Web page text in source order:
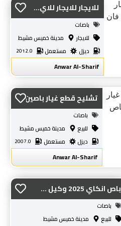
للايجار للايجار للاي...
باصات
للايجار
مدينة خميس مشيط
ديزل
مستعمل 2012.0
Anwar Al-Sharif
تشليح قطع غيار باصين...
باصات
للبيع
مدينة خميس مشيط
ديزل
مستعمل 2007.0
Anwar Al-Sharif
باص انكاي 2025 وكيل ...
باصات
للبيع
مدينة خميس مشيط